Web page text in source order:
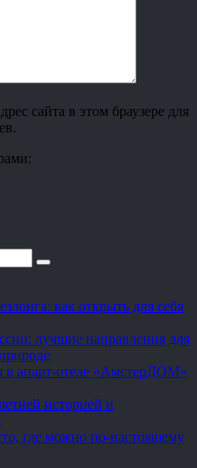
сайта в этом браузере для
как открыть для себя
лучшие направления для
в апарт-отеле «АмстерДОМ»
историей и
где можно по-настоящему